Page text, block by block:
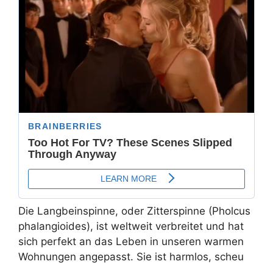
Die Langbeinspinne, oder Zitterspinne (Pholcus
phalangioides), ist weltweit verbreitet und hat
sich perfekt an das Leben in unseren warmen
Wohnungen angepasst. Sie ist harmlos, scheu